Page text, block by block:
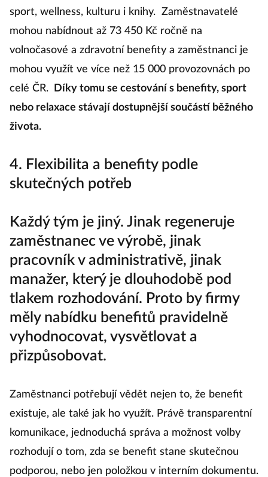
sport, wellness, kulturu i knihy. Zaměstnavatelé
mohou nabídnout až 73 450 Kč ročně na
volnočasové a zdravotní benefity a zaměstnanci je
mohou využít ve více než 15 000 provozovnách po
celé ČR.
Díky tomu se cestování s benefity, sport
nebo relaxace stávají dostupnější součástí běžného
života.
4. Flexibilita a benefity podle
skutečných potřeb
Každý tým je jiný. Jinak regeneruje
zaměstnanec ve výrobě, jinak
pracovník v administrativě, jinak
manažer, který je dlouhodobě pod
tlakem rozhodování. Proto by firmy
měly nabídku benefitů pravidelně
vyhodnocovat, vysvětlovat a
přizpůsobovat.
Zaměstnanci potřebují vědět nejen to, že benefit
existuje, ale také jak ho využít. Právě transparentní
komunikace, jednoduchá správa a možnost volby
rozhodují o tom, zda se benefit stane skutečnou
podporou, nebo jen položkou v interním dokumentu.